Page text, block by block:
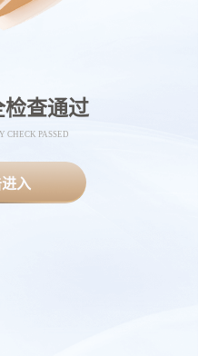
查通过
CHECK PASSED
入